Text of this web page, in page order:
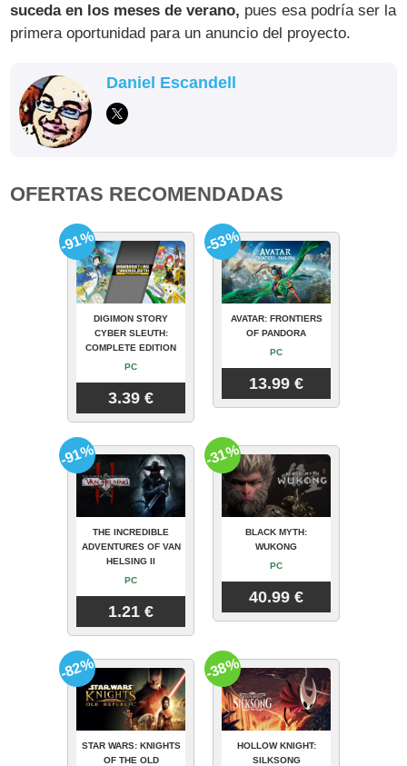
suceda en los meses de verano, pues esa podría ser la
primera oportunidad para un anuncio del proyecto.
Daniel Escandell
OFERTAS RECOMENDADAS
DIGIMON STORY
CYBER SLEUTH:
COMPLETE EDITION
PC
3.39 €
-91%
AVATAR: FRONTIERS
OF PANDORA
PC
13.99 €
-53%
THE INCREDIBLE
ADVENTURES OF VAN
HELSING II
PC
1.21 €
-91%
BLACK MYTH:
WUKONG
PC
40.99 €
-31%
STAR WARS: KNIGHTS
OF THE OLD
-82%
HOLLOW KNIGHT:
SILKSONG
-38%